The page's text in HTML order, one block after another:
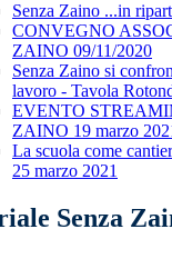
Senza Zaino ...in
CONVEGNO
ZAINO 09/11/2020
Senza Zaino si
lavoro - Tavola
EVENTO
ZAINO 19 marzo
La scuola come
25 marzo 2021
Senza